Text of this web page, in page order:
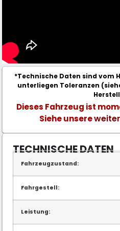
*Technische Daten sind vom
unterliegen Toleranzen
Dieses Fahrzeug ist
Siehe unsere
TECHNISCHE DATEN
Fahrzeugzustand:
Fahrgestell:
Leistung: